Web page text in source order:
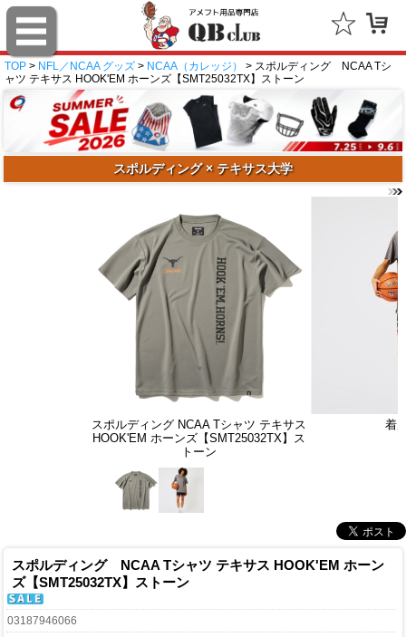
TOP > NFL／NCAA グッズ > NCAA（カレッジ）
> スポルディング NCAA Tシ
ャツ テキサス HOOK'EM ホーンズ【SMT25032TX】ストーン
スポルディング × テキサス大学
スポルディング NCAA Tシャツ テキサス
HOOK'EM ホーンズ【SMT25032TX】ス
トーン
着
スポルディング NCAA Tシャツ テキサス HOOK'EM ホーン
ズ【SMT25032TX】ストーン
03187946066